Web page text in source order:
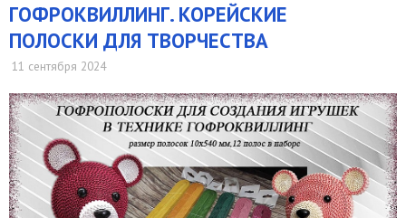
ГОФРОКВИЛЛИНГ. КОРЕЙСКИЕ
ПОЛОСКИ ДЛЯ ТВОРЧЕСТВА
11 сентября 2024